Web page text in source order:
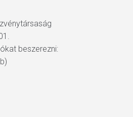
beszerezni: